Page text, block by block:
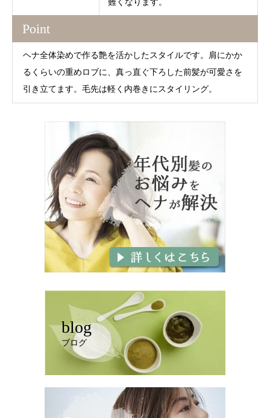
難くなります。
Point
ヘナ全体染めで作る艶を活かしたスタイルです。肩にかか
るくらいの重めロブに、真っ直ぐ下ろした前髪が可愛さを
引き立てます。毛先は軽く内巻きにスタイリング。
blog
ブログ